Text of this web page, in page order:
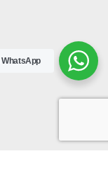
WhatsApp